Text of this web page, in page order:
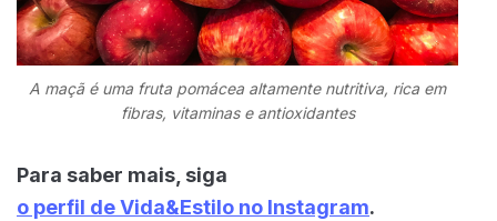
A maçã é uma fruta pomácea altamente nutritiva, rica em
fibras, vitaminas e antioxidantes
Para saber mais, siga
o perfil de Vida&Estilo no Instagram.